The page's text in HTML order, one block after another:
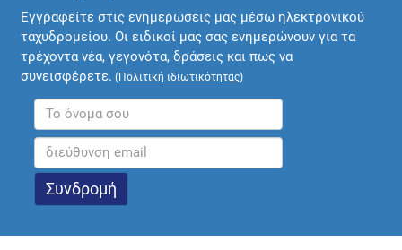
Εγγραφείτε στις ενημερώσεις μας μέσω ηλεκτρονικού
ταχυδρομείου. Οι ειδικοί μας σας ενημερώνουν για τα
τρέχοντα νέα, γεγονότα, δράσεις και πως να
συνεισφέρετε. (Πολιτική ιδιωτικότητας)